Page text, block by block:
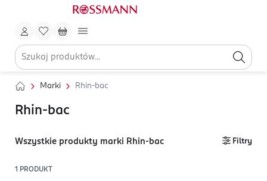
Marki Rhin-bac
Rhin-bac
Wszystkie produkty marki Rhin-bac Filtry
1 PRODUKT